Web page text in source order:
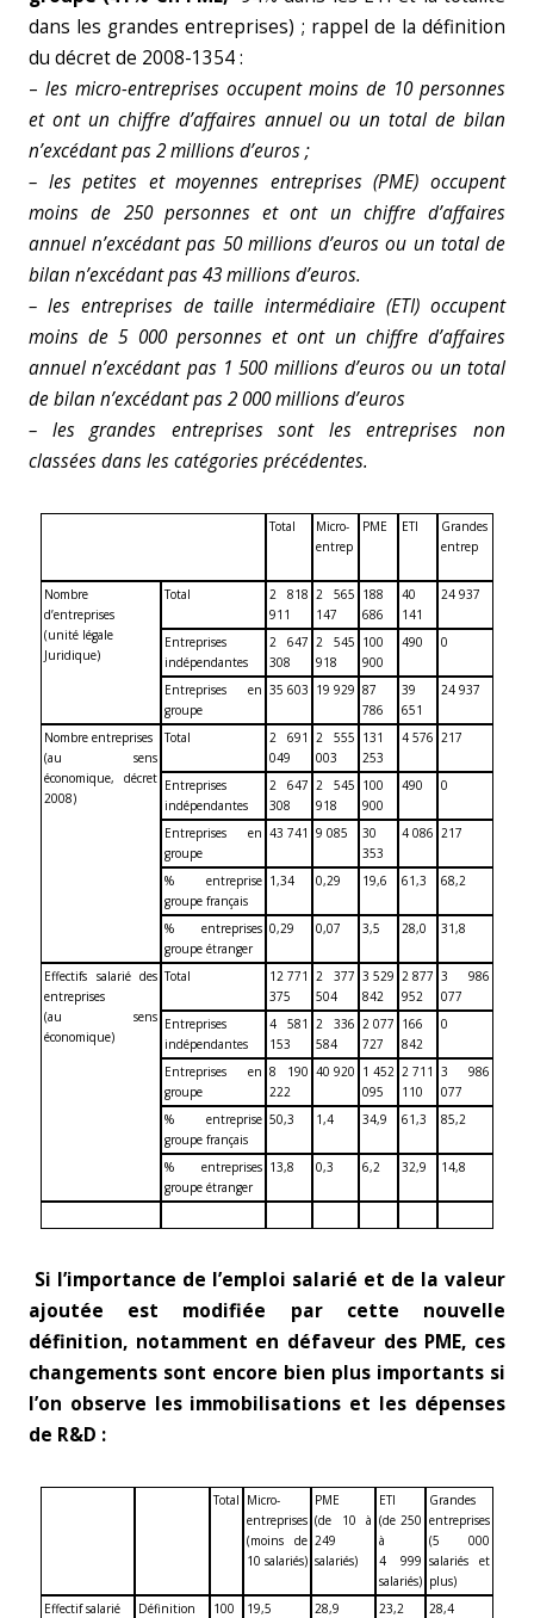
dans les grandes entreprises) ; rappel de la définition
du décret de 2008-1354 :
– les micro-entreprises occupent moins de 10 personnes
et ont un chiffre d’affaires annuel ou un total de bilan
n’excédant pas 2 millions d’euros ;
– les petites et moyennes entreprises (PME) occupent
moins de 250 personnes et ont un chiffre d’affaires
annuel n’excédant pas 50 millions d’euros ou un total de
bilan n’excédant pas 43 millions d’euros.
– les entreprises de taille intermédiaire (ETI) occupent
moins de 5 000 personnes et ont un chiffre d’affaires
annuel n’excédant pas 1 500 millions d’euros ou un total
de bilan n’excédant pas 2 000 millions d’euros
– les grandes entreprises sont les entreprises non
classées dans les catégories précédentes.
Total
Micro-
entrep
PME ETI
Grandes
entrep
Nombre
d’entreprises
(unité légale
Juridique)
Total
2 818
911
2 565
147
188
686
40
141
24 937
Entreprises
indépendantes
2 647
308
2 545
918
100
900
490 0
Entreprises en
groupe
35 603 19 929 87
786
39
651
24 937
Nombre entreprises
(au sens
économique, décret
2008)
Total
2 691
049
2 555
003
131
253
4 576 217
Entreprises
indépendantes
2 647
308
2 545
918
100
900
490 0
Entreprises en
groupe
43 741 9 085
30
353
4 086 217
% entreprise
groupe français
1,34 0,29 19,6 61,3 68,2
% entreprises
groupe étranger
0,29 0,07 3,5 28,0 31,8
Effectifs salarié des
entreprises
(au sens
économique)
Total
12 771
375
2 377
504
3 529
842
2 877
952
3 986
077
Entreprises
indépendantes
4 581
153
2 336
584
2 077
727
166
842
0
Entreprises en
groupe
8 190
222
40 920 1 452
095
2 711
110
3 986
077
% entreprise
groupe français
50,3 1,4 34,9 61,3 85,2
% entreprises
groupe étranger
13,8 0,3 6,2 32,9 14,8
Si l’importance de l’emploi salarié et de la valeur
ajoutée est modifiée par cette nouvelle
définition, notamment en défaveur des PME, ces
changements sont encore bien plus importants si
l’on observe les immobilisations et les dépenses
de R&D :
Total Micro-
entreprises
(moins de
10 salariés)
PME
(de 10 à
249
salariés)
ETI
(de 250
à
4 999
salariés)
Grandes
entreprises
(5 000
salariés et
plus)
Effectif salarié
Définition
100 19,5 28,9 23,2 28,4